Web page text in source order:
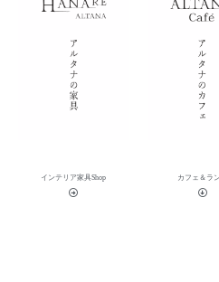
インテリア家具Shop カフェ＆ラ